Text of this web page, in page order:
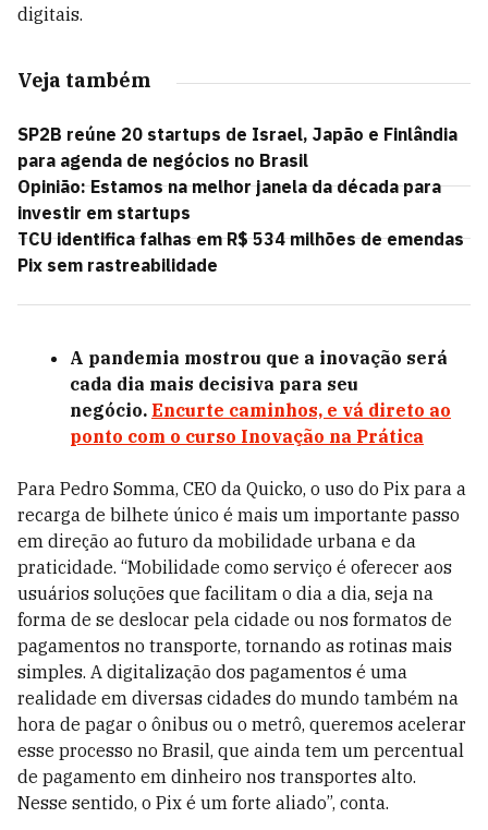
digitais.
Veja também
SP2B reúne 20 startups de Israel, Japão e Finlândia
para agenda de negócios no Brasil
Opinião: Estamos na melhor janela da década para
investir em startups
TCU identifica falhas em R$ 534 milhões de emendas
Pix sem rastreabilidade
A pandemia mostrou que a inovação será
cada dia mais decisiva para seu
negócio. Encurte caminhos, e vá direto ao
ponto com o curso Inovação na Prática
Para Pedro Somma, CEO da Quicko, o uso do Pix para a
recarga de bilhete único é mais um importante passo
em direção ao futuro da mobilidade urbana e da
praticidade. “Mobilidade como serviço é oferecer aos
usuários soluções que facilitam o dia a dia, seja na
forma de se deslocar pela cidade ou nos formatos de
pagamentos no transporte, tornando as rotinas mais
simples. A digitalização dos pagamentos é uma
realidade em diversas cidades do mundo também na
hora de pagar o ônibus ou o metrô, queremos acelerar
esse processo no Brasil, que ainda tem um percentual
de pagamento em dinheiro nos transportes alto.
Nesse sentido, o Pix é um forte aliado”, conta.